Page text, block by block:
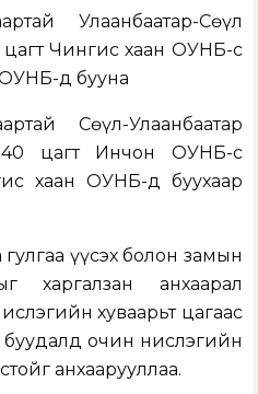
Улаанбаатар-Сөүл
цагт Чингис хаан ОУНБ-с
ОУНБ-д бууна
Сөүл-Улаанбаатар
цагт Инчон ОУНБ-с
хаан ОУНБ-д буухаар
үүсэх болон замын
харгалзан анхаарал
хуваарьт цагаас
очин нислэгийн
анхаарууллаа.